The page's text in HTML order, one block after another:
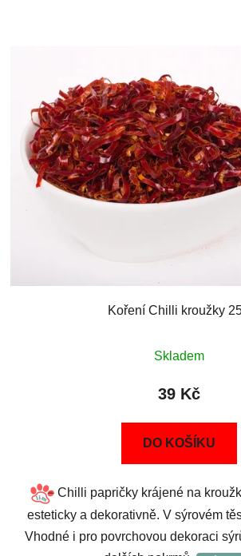
Koření Chilli kroužky
Skladem
39 Kč
DO KOŠÍKU
Chilli papričky krájené na
esteticky a dekorativně. V sýrovém
Vhodné i pro povrchovou dekoraci